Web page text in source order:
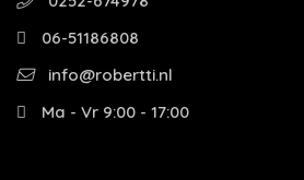
06-51186808
info@robertti.nl
Ma - Vr 9:00 - 17:00